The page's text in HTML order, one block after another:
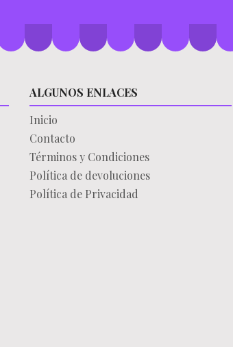
ALGUNOS ENLACES
Inicio
Contacto
Términos y Condiciones
Política de devoluciones
Política de Privacidad